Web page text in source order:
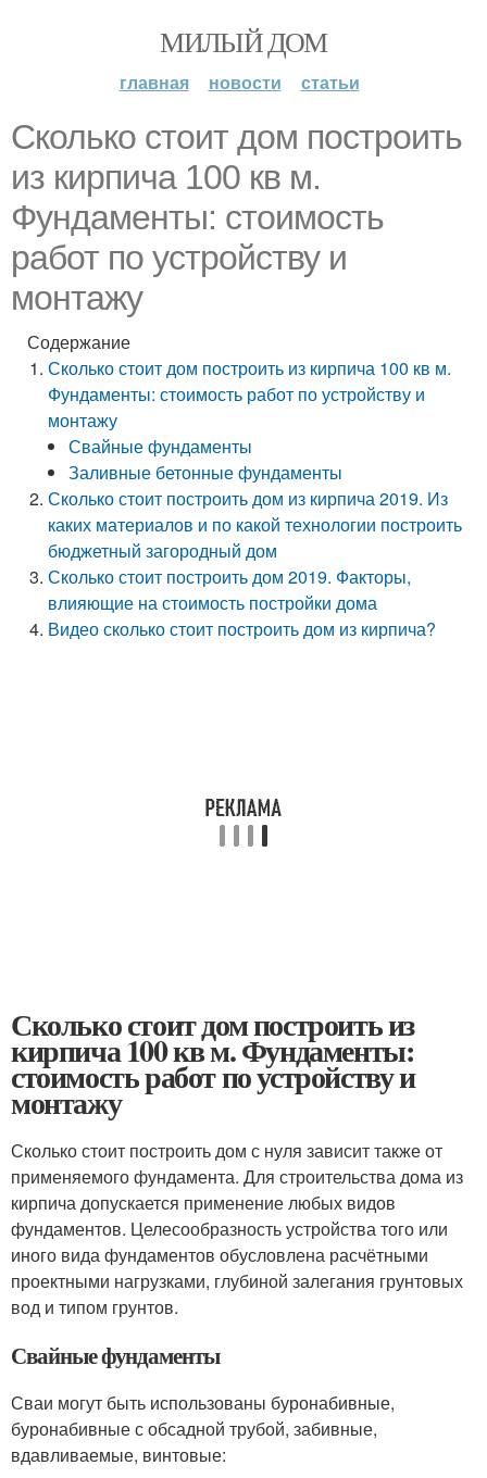
МИЛЫЙ ДОМ
главная новости статьи
Сколько стоит дом построить
из кирпича 100 кв м.
Фундаменты: стоимость
работ по устройству и
монтажу
Содержание
Сколько стоит дом построить из кирпича 100 кв м.
Фундаменты: стоимость работ по устройству и
монтажу
Свайные фундаменты
Заливные бетонные фундаменты
Сколько стоит построить дом из кирпича 2019. Из
каких материалов и по какой технологии построить
бюджетный загородный дом
Сколько стоит построить дом 2019. Факторы,
влияющие на стоимость постройки дома
Видео сколько стоит построить дом из кирпича?
Сколько стоит дом построить из
кирпича 100 кв м. Фундаменты:
стоимость работ по устройству и
монтажу
Сколько стоит построить дом с нуля зависит также от
применяемого фундамента. Для строительства дома из
кирпича допускается применение любых видов
фундаментов. Целесообразность устройства того или
иного вида фундаментов обусловлена расчётными
проектными нагрузками, глубиной залегания грунтовых
вод и типом грунтов.
Свайные фундаменты
Сваи могут быть использованы буронабивные,
буронабивные с обсадной трубой, забивные,
вдавливаемые, винтовые: